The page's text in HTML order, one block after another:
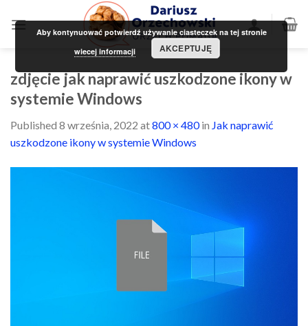
zdjęcie jak naprawić uszkodzone ikony w
systemie Windows
Published 8 września, 2022 at800 × 480in Jak naprawić
uszkodzone ikony w systemie Windows
Aby kontynuować potwierdź używanie ciasteczek na tej stronie
wiecej informacji
AKCEPTUJĘ